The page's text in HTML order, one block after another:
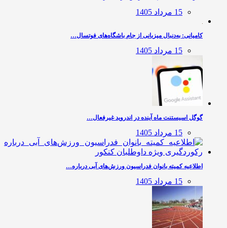
15 مرداد 1405
کامیانی: به‌دنبال میزبانی از جام باشگاه‌های فوتسال…
15 مرداد 1405
گوگل اسیستنت ماه آینده در اندروید غیرفعال…
15 مرداد 1405
اطلاعیه کمیته بانوان فدراسیون ورزش‌های آبی درباره…
15 مرداد 1405